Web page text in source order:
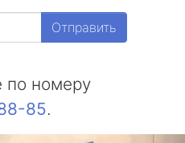
Отправить
по номеру
85.